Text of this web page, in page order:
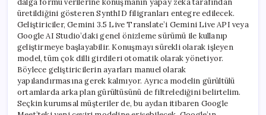
üretildiğini gösteren SynthID filigranları entegre edilecek.
Geliştiriciler, Gemini 3.5 Live Translate’i Gemini Live API veya
Google AI Studio’daki genel önizleme sürümü ile kullanıp
geliştirmeye başlayabilir. Konuşmayı sürekli olarak işleyen
model, tüm çok dilli girdileri otomatik olarak yönetiyor.
Böylece geliştiricilerin ayarları manuel olarak
yapılandırmasına gerek kalmıyor. Ayrıca modelin gürültülü
ortamlarda arka plan gürültüsünü de filtrelediğini belirtelim.
Seçkin kurumsal müşteriler de, bu aydan itibaren Google